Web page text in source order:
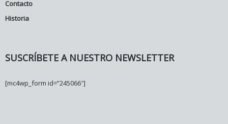
Contacto
Historia
SUSCRÍBETE A NUESTRO NEWSLETTER
[mc4wp_form id=”245066″]